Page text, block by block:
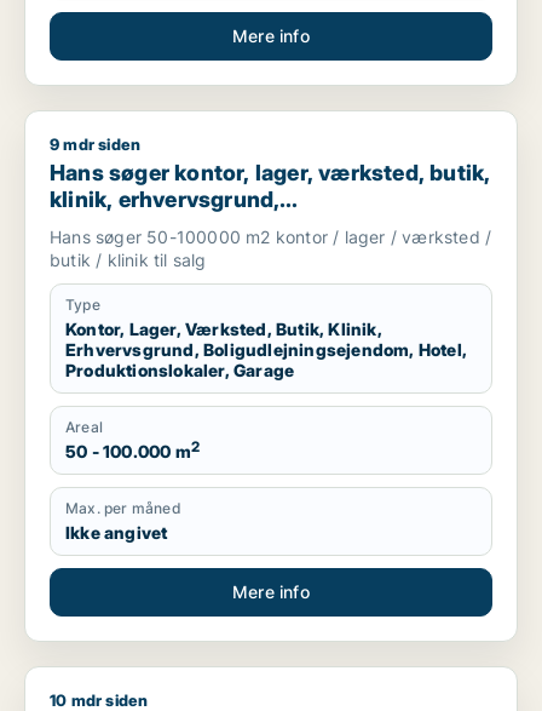
Mere info
Hans søger kontor, lager, værksted, butik, klinik,
9 mdr siden
Hans søger kontor, lager, værksted, butik,
klinik, erhvervsgrund,
boligudlejningsejendom, hotel,
produktionslokaler eller garage til salg i
Region Sjælland
Hans søger 50-100000 m2 kontor / lager / værksted /
butik / klinik til salg
Type
Kontor, Lager, Værksted, Butik, Klinik,
Erhvervsgrund, Boligudlejningsejendom, Hotel,
Produktionslokaler, Garage
Areal
50 - 100.000 m2
Max. per måned
Ikke angivet
Mere info
Heino søger lager, værksted eller produktionslokaler til salg
10 mdr siden